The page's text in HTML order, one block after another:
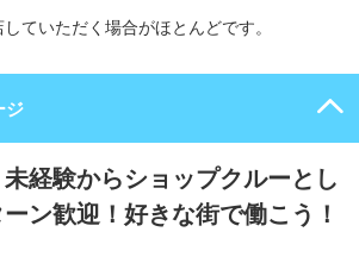
ていただく場合がほとんどです。
ジ
未経験からショップクルーとし
ン歓迎！好きな街で働こう！